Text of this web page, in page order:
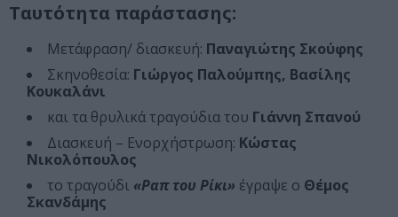
Ταυτότητα παράστασης:
Μετάφραση/ διασκευή: Παναγιώτης Σκούφης
Σκηνοθεσία: Γιώργος Παλούμπης, Βασίλης
Κουκαλάνι
και τα θρυλικά τραγούδια του Γιάννη Σπανού
Διασκευή – Ενορχήστρωση: Κώστας
Νικολόπουλος
το τραγούδι «Ραπ του Ρίκι» έγραψε ο Θέμος
Σκανδάμης